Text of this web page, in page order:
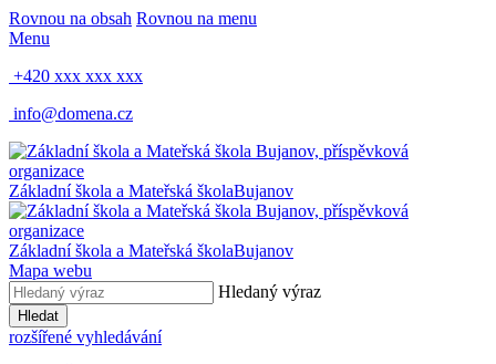
Rovnou na obsah Rovnou na menu
Menu
+420 xxx xxx xxx
info@domena.cz
Základní škola a Mateřská školaBujanov
Základní škola a Mateřská školaBujanov
Mapa webu
Hledaný výraz
Hledat
rozšířené vyhledávání